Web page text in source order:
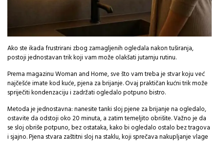
Ako ste ikada frustrirani zbog zamagljenih ogledala nakon tuširanja,
postoji jednostavan trik koji vam može olakšati jutarnju rutinu.
Prema magazinu Woman and Home, sve što vam treba je stvar koju već
najčešće imate kod kuće, pjena za brijanje. Ovaj praktičan kućni trik može
spriječiti kondenzaciju i zadržati ogledalo potpuno bistro.
Metoda je jednostavna: nanesite tanki sloj pjene za brijanje na ogledalo,
ostavite da odstoji oko 20 minuta, a zatim temeljito obrišite. Važno je da
se sloj obriše potpuno, bez ostataka, kako bi ogledalo ostalo bez tragova
i sjajno. Pjena stvara zaštitni sloj na staklu, koji sprečava nakupljanje vlage